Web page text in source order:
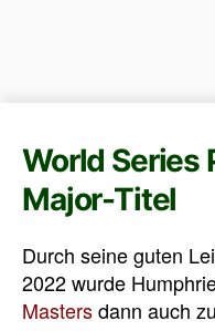
World Series
Major-Titel
Durch seine guten
2022 wurde
Mastersdann auch